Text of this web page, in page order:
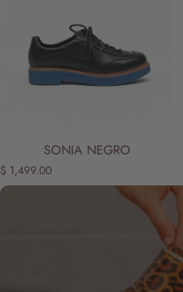
SONIA NEGRO
$ 1,499.00